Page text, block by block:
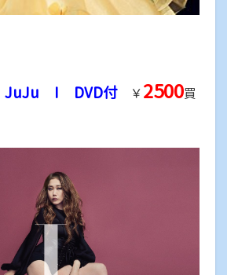
JuJu I DVD付 ￥2500買